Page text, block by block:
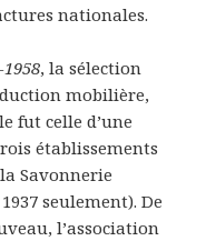
nationales.
, la sélection
mobilière,
fut celle d’une
établissements
Savonnerie
seulement). De
l’association